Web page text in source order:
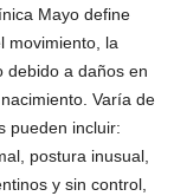
Mayo define
movimiento, la
debido a daños en
Varía de
pueden incluir:
postura inusual,
y sin control,